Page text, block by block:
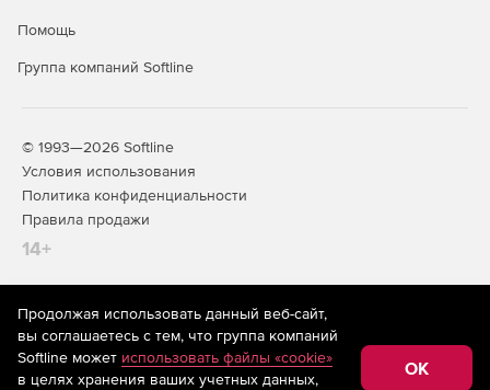
Помощь
Группа компаний Softline
© 1993—2026 Softline
Условия использования
Политика конфиденциальности
Правила продажи
14+
На информационном ресурсе store.softline.ru применяются
рекомендательные технологии(информационные технологии
предоставления информации на основе сбора,
систематизации и анализа сведений, относящихся к
Продолжая использовать данный веб-сайт,
вы соглашаетесь с тем, что группа компаний
Softline может использовать файлы «cookie»
в целях хранения ваших учетных данных,
OK